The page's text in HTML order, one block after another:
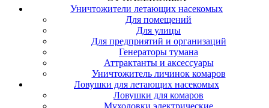
Уничтожители летающих насекомых
Для помещений
Для улицы
Для предприятий и организаций
Генераторы тумана
Аттрактанты и аксессуары
Уничтожитель личинок комаров
Ловушки для летающих насекомых
Ловушки для комаров
Мухоловки электрические